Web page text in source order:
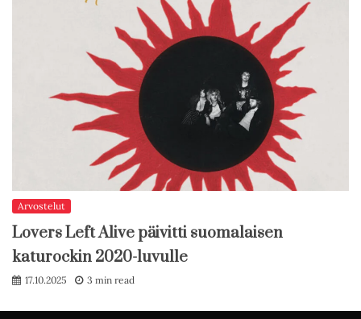
Arvostelut
Lovers Left Alive päivitti suomalaisen
katurockin 2020-luvulle
17.10.2025 3 min read